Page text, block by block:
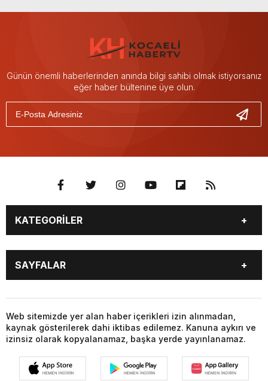
Günün önemli haberlerinden anında bilgi sahibi olmak istiyorsanız
eğer haber bültenine üye olun.
KATEGORİLER
GÜNDEM
SEKTÖR ÖZEL
DÜNYA
EKONOMİ
SPOR
SAYFALAR
DÜNYA
SİYASET
EKONOMİ
SPOR
Web sitemizde yer alan haber içerikleri izin alınmadan,
kaynak gösterilerek dahi iktibas edilemez. Kanuna aykırı ve
izinsiz olarak kopyalanamaz, başka yerde yayınlanamaz.